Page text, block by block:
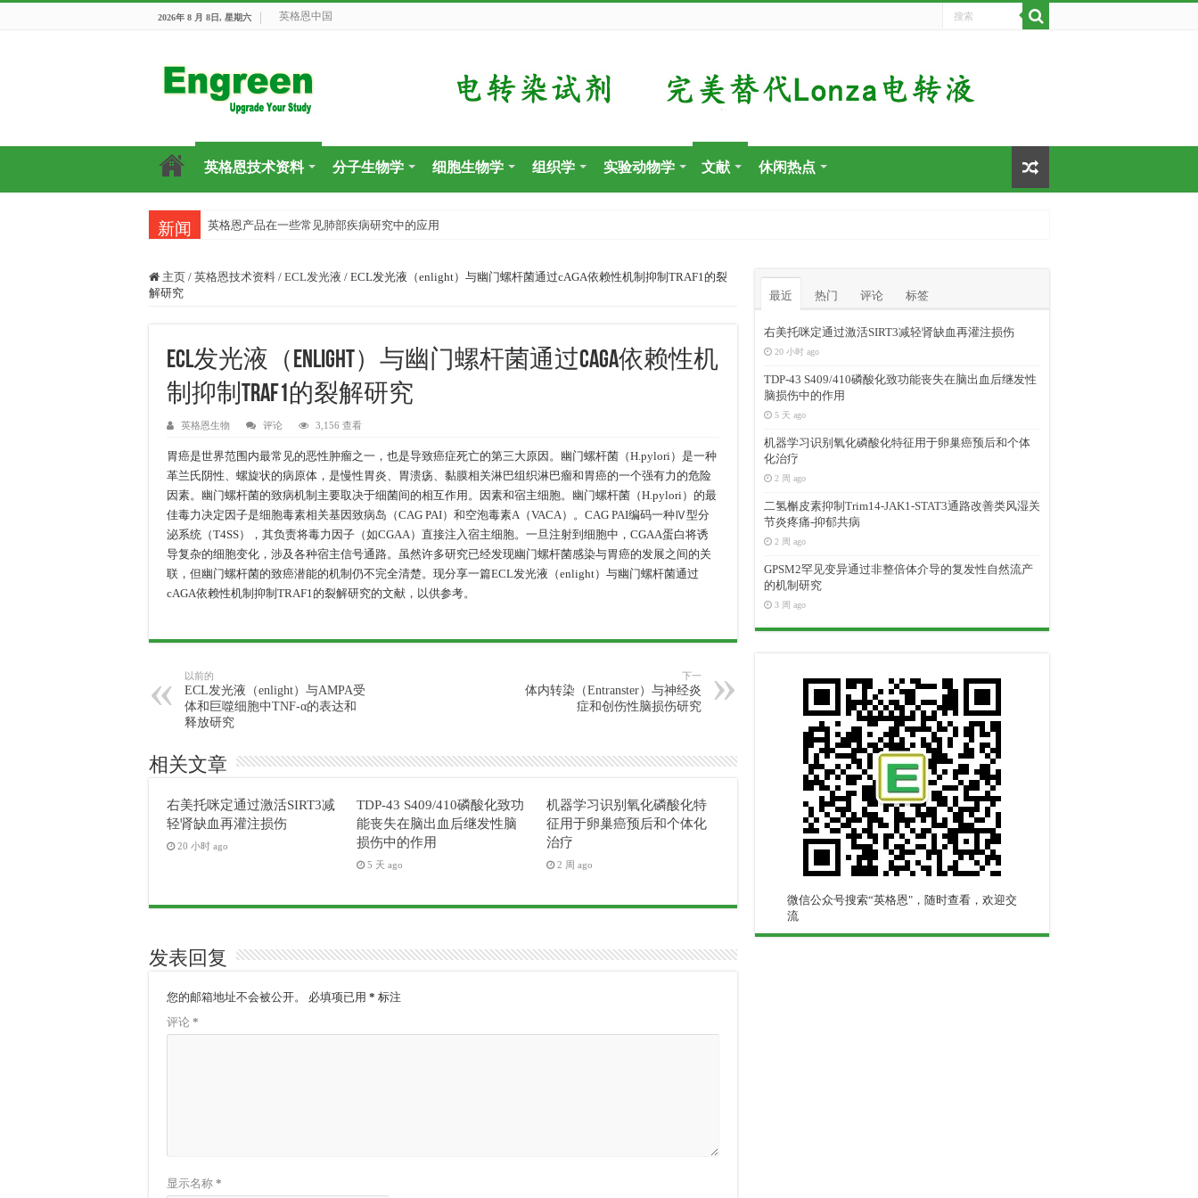
2026年 8 月 8日, 星期六 英格恩中国
英格恩技术资料 分子生物学 细胞生物学 组织学 实验动物学 文献 休闲热点
新闻 英格恩产品在一些常见肺部疾病研究中的应用
主页 / 英格恩技术资料 / ECL发光液 / ECL发光液（enlight）与幽门螺杆菌通过cAGA依赖性机制抑制TRAF1的裂
解研究
ECL发光液（enlight）与幽门螺杆菌通过cAGA依赖性机
制抑制TRAF1的裂解研究
英格恩生物 评论 3,156 查看
胃癌是世界范围内最常见的恶性肿瘤之一，也是导致癌症死亡的第三大原因。幽门螺杆菌（H.pylori）是一种
革兰氏阴性、螺旋状的病原体，是慢性胃炎、胃溃疡、黏膜相关淋巴组织淋巴瘤和胃癌的一个强有力的危险
因素。幽门螺杆菌的致病机制主要取决于细菌间的相互作用。因素和宿主细胞。幽门螺杆菌（H.pylori）的最
佳毒力决定因子是细胞毒素相关基因致病岛（CAG PAI）和空泡毒素A（VACA）。CAG PAI编码一种Ⅳ型分
泌系统（T4SS），其负责将毒力因子（如CGAA）直接注入宿主细胞。一旦注射到细胞中，CGAA蛋白将诱
导复杂的细胞变化，涉及各种宿主信号通路。虽然许多研究已经发现幽门螺杆菌感染与胃癌的发展之间的关
联，但幽门螺杆菌的致癌潜能的机制仍不完全清楚。现分享一篇ECL发光液（enlight）与幽门螺杆菌通过
cAGA依赖性机制抑制TRAF1的裂解研究的文献，以供参考。
以前的
ECL发光液（enlight）与AMPA受
体和巨噬细胞中TNF-α的表达和
释放研究
下一
体内转染（Entranster）与神经炎
症和创伤性脑损伤研究
相关文章
右美托咪定通过激活SIRT3减
轻肾缺血再灌注损伤
20 小时 ago
TDP-43 S409/410磷酸化致功
能丧失在脑出血后继发性脑
损伤中的作用
5 天 ago
机器学习识别氧化磷酸化特
征用于卵巢癌预后和个体化
治疗
2 周 ago
发表回复
您的邮箱地址不会被公开。 必填项已用 * 标注
评论 *
显示名称 *
最近 热门 评论 标签
右美托咪定通过激活SIRT3减轻肾缺血再灌注损伤
20 小时 ago
TDP-43 S409/410磷酸化致功能丧失在脑出血后继发性
脑损伤中的作用
5 天 ago
机器学习识别氧化磷酸化特征用于卵巢癌预后和个体
化治疗
2 周 ago
二氢槲皮素抑制Trim14-JAK1-STAT3通路改善类风湿关
节炎疼痛-抑郁共病
2 周 ago
GPSM2罕见变异通过非整倍体介导的复发性自然流产
的机制研究
3 周 ago
微信公众号搜索“英格恩"，随时查看，欢迎交
流